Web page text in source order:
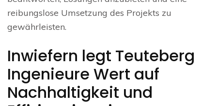
reibungslose Umsetzung des Projekts zu
gewährleisten.
Inwiefern legt Teuteberg
Ingenieure Wert auf
Nachhaltigkeit und